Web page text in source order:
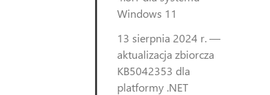
Windows 11
13 sierpnia 2024 r. —
aktualizacja zbiorcza
KB5042353 dla
platformy .NET